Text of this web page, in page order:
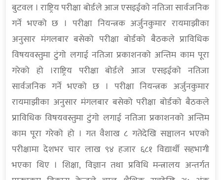
बुटवल । राष्ट्रिय परीक्षा बोर्डले आज एसइईको नतिजा सार्वजनिक
गर्ने भएको छ । परीक्षा नियन्त्रक अर्जुनकुमार रायमाझीका
अनुसार मंगलबार बसेको परीक्षा बोर्डको बैठकले प्राविधिक
विषयवस्तुमा टुंगो लगाई नतिजा प्रकाशनको अन्तिम काम पूरा
गरेको हो ।राष्ट्रिय परीक्षा बोर्डले आज एसइईको नतिजा
सार्वजनिक गर्ने भएको छ । परीक्षा नियन्त्रक अर्जुनकुमार
रायमाझीका अनुसार मंगलबार बसेको परीक्षा बोर्डको बैठकले
प्राविधिक विषयवस्तुमा टुंगो लगाई नतिजा प्रकाशनको अन्तिम
काम पूरा गरेको हो । गत वैशाख ८ गतेदेखि सञ्चालन भएको
परीक्षामा देशभर चार लाख ९४ हजार ६८१ विद्यार्थी सहभागी
भएका थिए । शिक्षा, विज्ञान तथा प्रविधि मन्त्रालय अन्तर्गत